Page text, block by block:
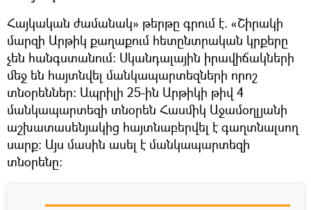
Հայկական ժամանակ» թերթը գրում է. «Շիրակի
մարզի Արթիկ քաղաքում հետընտրական կրքերը
չեն հանգստանում: Սկանդալային իրավիճակների
մեջ են հայտնվել մանկապարտեզների որոշ
տնօրեններ: Ապրիլի 25-ին Արթիկի թիվ 4
մանկապարտեզի տնօրեն Հասմիկ Աջամօղլյանի
աշխատասենյակից հայտնաբերվել է գաղտնալսող
սարք: Այս մասին ասել է մանկապարտեզի
տնօրենը: